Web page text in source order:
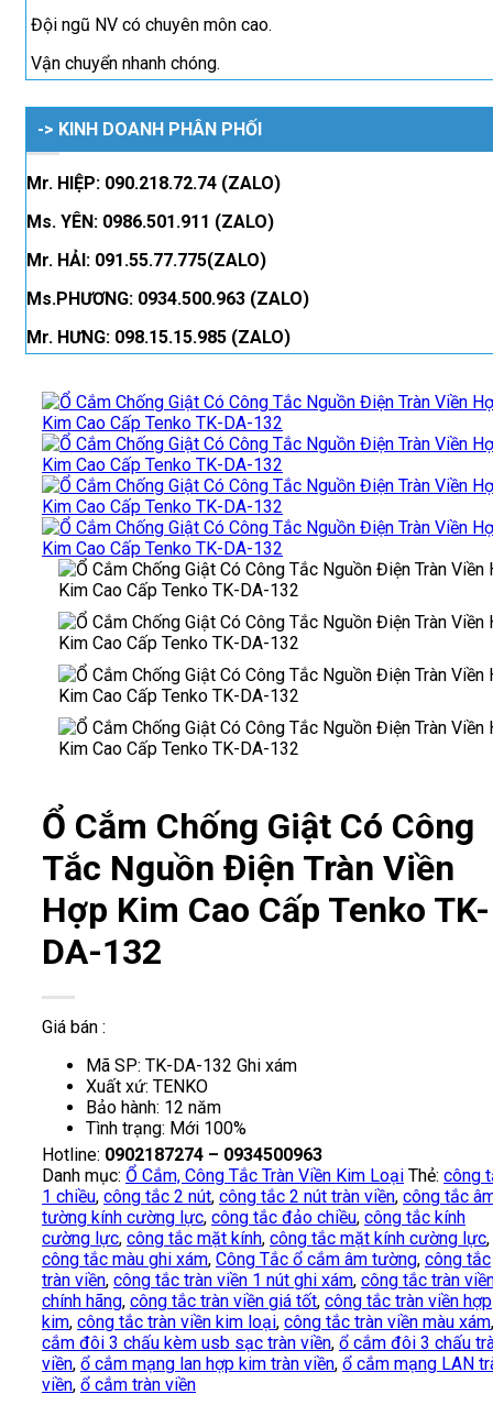
Đội ngũ NV có chuyên môn cao.
Vận chuyển nhanh chóng.
-> KINH DOANH PHÂN PHỐI
Mr. HIỆP: 090.218.72.74 (ZALO)
Ms. YÊN: 0986.501.911 (ZALO)
Mr. HẢI: 091.55.77.775(ZALO)
Ms.PHƯƠNG: 0934.500.963 (ZALO)
Mr. HƯNG: 098.15.15.985 (ZALO)
Ổ Cắm Chống Giật Có Công
Tắc Nguồn Điện Tràn Viền
Hợp Kim Cao Cấp Tenko TK-
DA-132
Giá bán :
Mã SP: TK-DA-132 Ghi xám
Xuất xứ: TENKO
Bảo hành: 12 năm
Tình trạng: Mới 100%
Hotline: 0902187274 – 0934500963
Danh mục: Ổ Cắm, Công Tắc Tràn Viền Kim Loại Thẻ: công
1 chiều, công tắc 2 nút, công tắc 2 nút tràn viền, công tắc
tường kính cường lực, công tắc đảo chiều, công tắc kính
cường lực, công tắc mặt kính, công tắc mặt kính cường lực,
công tắc màu ghi xám, Công Tắc ổ cắm âm tường, công tắc
tràn viền, công tắc tràn viền 1 nút ghi xám, công tắc tràn
chính hãng, công tắc tràn viền giá tốt, công tắc tràn viền hợp
kim, công tắc tràn viền kim loại, công tắc tràn viền màu xám
cắm đôi 3 chấu kèm usb sạc tràn viền, ổ cắm đôi 3 chấu
viền, ổ cắm mạng lan hợp kim tràn viền, ổ cắm mạng LAN
viền, ổ cắm tràn viền